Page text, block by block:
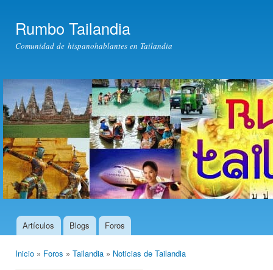
Rumbo Tailandia
Comunidad de hispanohablantes en Tailandia
Menú principal
Artículos Blogs Foros
Inicio » Foros » Tailandia » Noticias de Tailandia